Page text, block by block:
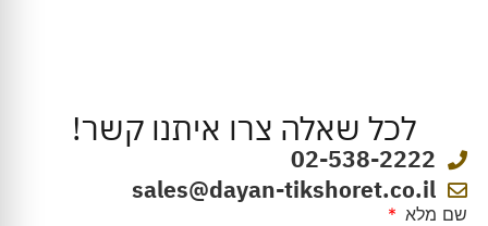
לכל שאלה צרו איתנו קשר!
02-538-2222
sales@dayan-tikshoret.co.il
שם מלא